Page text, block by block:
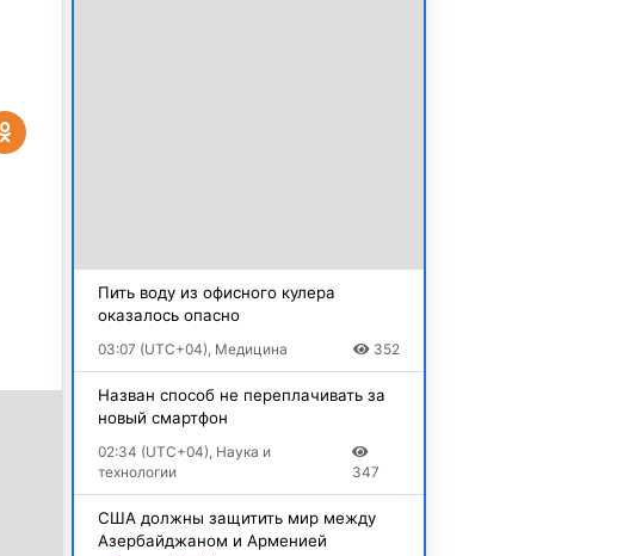
Пить воду из офисного кулера
оказалось опасно
03:07 (UTC+04), Медицина 352
Назван способ не переплачивать за
новый смартфон
02:34 (UTC+04), Наука и
технологии
347
США должны защитить мир между
Азербайджаном и Арменией